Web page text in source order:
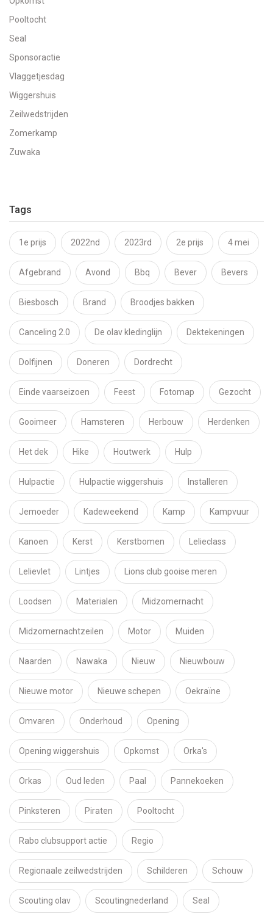
Pooltocht
Seal
Sponsoractie
Vlaggetjesdag
Wiggershuis
Zeilwedstrijden
Zomerkamp
Zuwaka
Tags
1e prijs 2022nd 2023rd 2e prijs 4 mei
Afgebrand Avond Bbq Bever Bevers
Biesbosch Brand Broodjes bakken
Canceling 2.0 De olav kledinglijn Dektekeningen
Dolfijnen Doneren Dordrecht
Einde vaarseizoen Feest Fotomap Gezocht
Gooimeer Hamsteren Herbouw Herdenken
Het dek Hike Houtwerk Hulp
Hulpactie Hulpactie wiggershuis Installeren
Jemoeder Kadeweekend Kamp Kampvuur
Kanoen Kerst Kerstbomen Lelieclass
Lelievlet Lintjes Lions club gooise meren
Loodsen Materialen Midzomernacht
Midzomernachtzeilen Motor Muiden
Naarden Nawaka Nieuw Nieuwbouw
Nieuwe motor Nieuwe schepen Oekraïne
Omvaren Onderhoud Opening
Opening wiggershuis Opkomst Orka's
Orkas Oud leden Paal Pannekoeken
Pinksteren Piraten Pooltocht
Rabo clubsupport actie Regio
Regionaale zeilwedstrijden Schilderen Schouw
Scouting olav Scoutingnederland Seal